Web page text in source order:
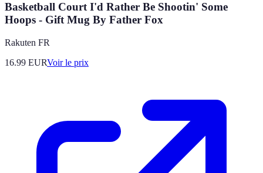
Basketball Court I'd Rather Be Shootin' Some
Hoops - Gift Mug By Father Fox
Rakuten FR
16.99 EURVoir le prix